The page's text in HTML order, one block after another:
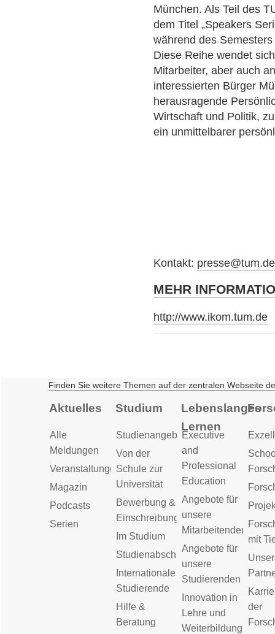
München. Als Teil des
dem Titel „Speakers
während des
Diese Reihe wendet
Mitarbeiter, aber auch
interessierten Bürger
herausragende
Wirtschaft und Politik,
ein unmittelbarer
Kontakt: presse@tum.de
MEHR
http://www.ikom.tum.de
Finden Sie weitere Themen auf der zentralen Webseite
Aktuelles
Alle
Meldungen
Veranstaltungen
Magazin
Podcasts
Serien
Studium
Studienangebot
Von der
Schule zur
Universität
Bewerbung &
Einschreibung
Im Studium
Studienabschluss
Internationale
Studierende
Hilfe &
Beratung
Lebenslanges
Lernen
Executive
and
Professional
Education
Angebote für
unsere
Mitarbeitenden
Angebote für
unsere
Studierenden
Innovation in
Lehre und
Weiterbildung
mit
der